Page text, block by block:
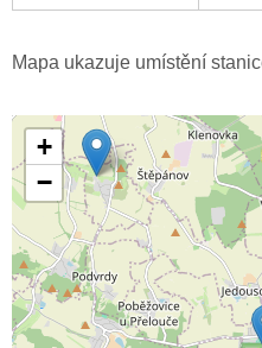
Mapa ukazuje umístění
+
−